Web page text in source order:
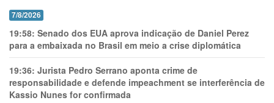
7/8/2026
19:58: Senado dos EUA aprova indicação de Daniel Perez
para a embaixada no Brasil em meio a crise diplomática
19:36: Jurista Pedro Serrano aponta crime de
responsabilidade e defende impeachment se interferência de
Kassio Nunes for confirmada